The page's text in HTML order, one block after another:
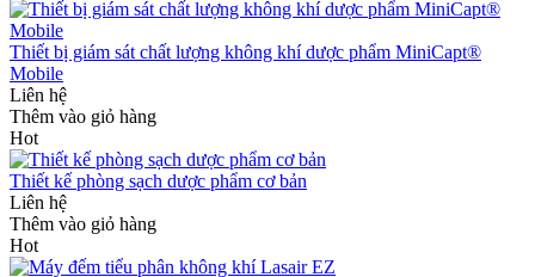
Thiết bị giám sát chất lượng không khí dược phẩm MiniCapt®
Mobile
Liên hệ
Thêm vào giỏ hàng
Hot
Thiết kế phòng sạch dược phẩm cơ bản
Liên hệ
Thêm vào giỏ hàng
Hot